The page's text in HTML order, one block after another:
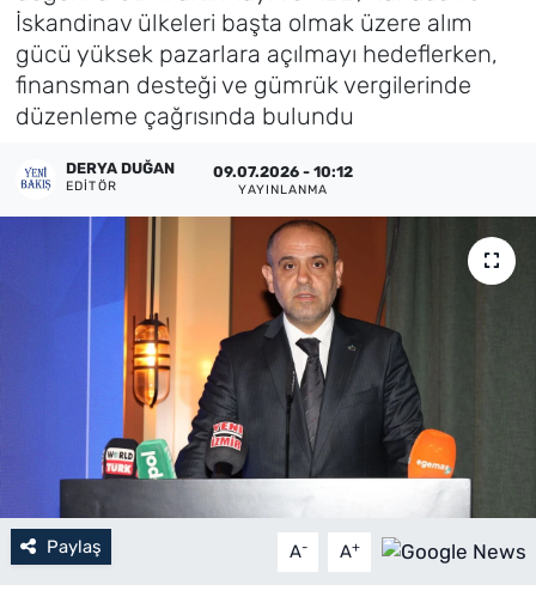
İskandinav ülkeleri başta olmak üzere alım
gücü yüksek pazarlara açılmayı hedeflerken,
finansman desteği ve gümrük vergilerinde
düzenleme çağrısında bulundu
DERYA DUĞAN
EDITÖR
09.07.2026 - 10:12
YAYINLANMA
Paylaş A- A+